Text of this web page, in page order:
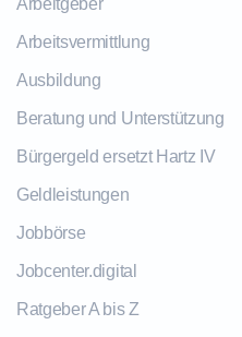
Arbeitgeber
Arbeitsvermittlung
Ausbildung
Beratung und Unterstützung
Bürgergeld ersetzt Hartz IV
Geldleistungen
Jobbörse
Jobcenter.digital
Ratgeber A bis Z